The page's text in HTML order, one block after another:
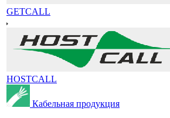
GETCALL
HOSTCALL
Кабельная продукция